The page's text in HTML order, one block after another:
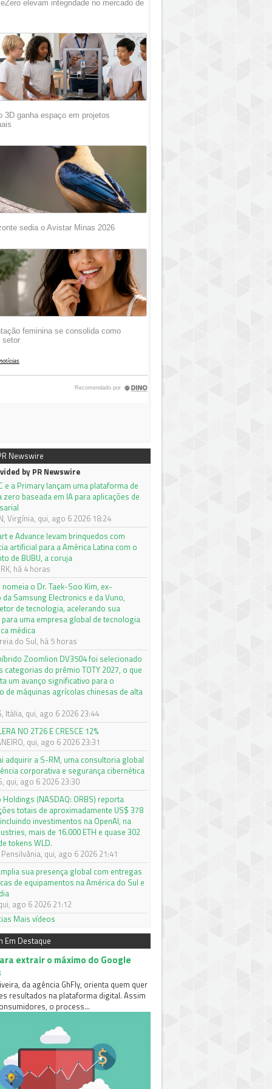
Newswire
by PR Newswire
e a Primary lançam uma plataforma de
zero baseada em IA para aplicações de
Virgínia, qui, ago 6 2026 18:24
e Advance levam brinquedos com
artificial para a América Latina com o
de BUBU, a coruja
há 4 horas
nomeia o Dr. Taek-Soo Kim, ex-
da Samsung Electronics e da Vuno,
de tecnologia, acelerando sua
uma empresa global de tecnologia
médica
do Sul, há 5 horas
Zoomlion DV3504 foi selecionado
categorias do prêmio TOTY 2027, o que
um avanço significativo para o
de máquinas agrícolas chinesas de alta
Itália, qui, ago 6 2026 23:44
NO 2T26 E CRESCE 12%
qui, ago 6 2026 23:31
adquirir a S-RM, uma consultoria global
corporativa e segurança cibernética
qui, ago 6 2026 23:30
Holdings (NASDAQ: ORBS) reporta
totais de aproximadamente US$ 378
investimentos na OpenAI, na
mais de 16.000 ETH e quase 302
tokens WLD.
Pensilvânia, qui, ago 6 2026 21:41
sua presença global com entregas
de equipamentos na América do Sul e
ago 6 2026 21:12
Mais vídeos
Em Destaque
extrair o máximo do Google
da agência GhFly, orienta quem quer
resultados na plataforma digital. Assim
o process...